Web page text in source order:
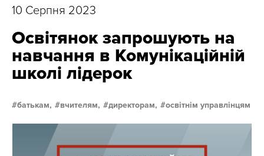
10 Серпня 2023
Освітянок запрошують на
навчання в Комунікаційній
школі лідерок
батькам, вчителям, директорам, освітнім управлінцям